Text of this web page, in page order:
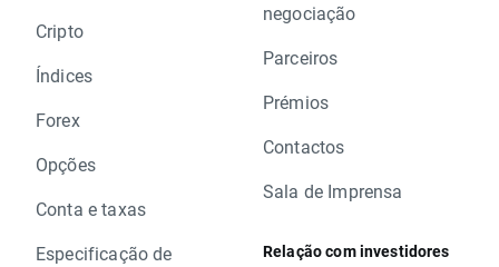
Cripto
Índices
Forex
Opções
Conta e taxas
Especificação de
negociação
Parceiros
Prémios
Contactos
Sala de Imprensa
Relação com investidores